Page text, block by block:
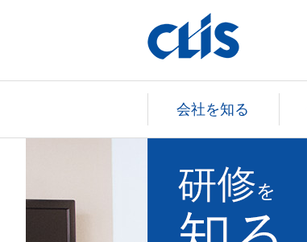
会社を知る